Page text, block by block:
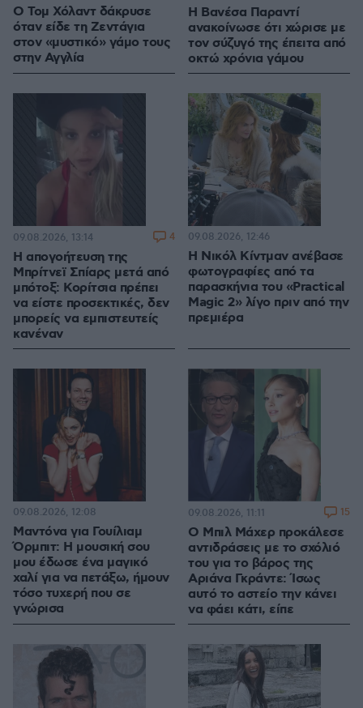
Ο Τομ Χόλαντ δάκρυσε
όταν είδε τη Ζεντάγια
στον «μυστικό» γάμο τους
στην Αγγλία
Η Βανέσα Παραντί
ανακοίνωσε ότι χώρισε με
τον σύζυγό της έπειτα από
οκτώ χρόνια γάμου
Η απογοήτευση της
Μπρίτνεϊ Σπίαρς μετά από
μπότοξ: Κορίτσια πρέπει
να είστε προσεκτικές, δεν
μπορείς να εμπιστευτείς
κανέναν
09.08.2026, 13:14 4
Η Νικόλ Κίντμαν ανέβασε
φωτογραφίες από τα
παρασκήνια του «Practical
Magic 2» λίγο πριν από την
πρεμιέρα
09.08.2026, 12:46
Μαντόνα για Γουίλιαμ
Όρμπιτ: Η μουσική σου
μου έδωσε ένα μαγικό
χαλί για να πετάξω, ήμουν
τόσο τυχερή που σε
γνώρισα
09.08.2026, 12:08
Ο Μπιλ Μάχερ προκάλεσε
αντιδράσεις με το σχόλιό
του για το βάρος της
Αριάνα Γκράντε: Ίσως
αυτό το αστείο την κάνει
να φάει κάτι, είπε
09.08.2026, 11:11 15